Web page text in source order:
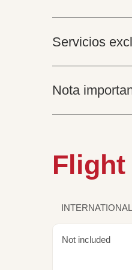
Servicios
Nota
Not included